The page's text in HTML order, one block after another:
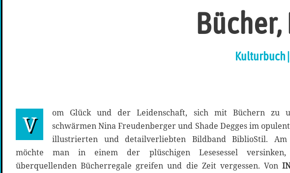
Kulturbuch
V
om Glück und der Leidenschaft, sich mit Büchern zu
schwärmen Nina Freudenberger und Shade Degges im
illustrierten und detailverliebten Bildband BiblioStil. Am
möchte man in einem der plüschigen Lesesessel
überquellenden Bücherregale greifen und die Zeit vergessen. Von